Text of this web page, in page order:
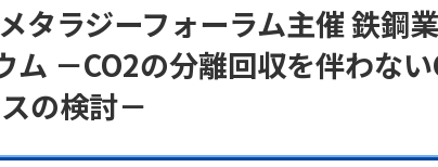
タラジーフォーラム主催 鉄鋼
ム －CO2の分離回収を伴わな
の検討－